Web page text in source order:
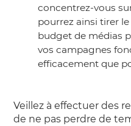
concentrez-vous
pourrez ainsi tirer
budget de médias
vos campagnes
efficacement que
Veillez à effectuer des
de ne pas perdre de